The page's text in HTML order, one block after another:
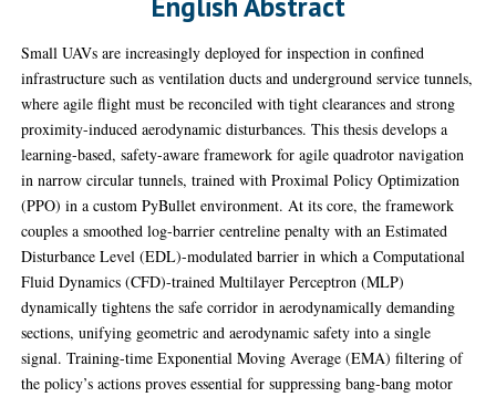
Small UAVs are increasingly deployed for inspection in confined
infrastructure such as ventilation ducts and underground service tunnels,
where agile flight must be reconciled with tight clearances and strong
proximity-induced aerodynamic disturbances. This thesis develops a
learning-based, safety-aware framework for agile quadrotor navigation
in narrow circular tunnels, trained with Proximal Policy Optimization
(PPO) in a custom PyBullet environment. At its core, the framework
couples a smoothed log-barrier centreline penalty with an Estimated
Disturbance Level (EDL)-modulated barrier in which a Computational
Fluid Dynamics (CFD)-trained Multilayer Perceptron (MLP)
dynamically tightens the safe corridor in aerodynamically demanding
sections, unifying geometric and aerodynamic safety into a single
signal. Training-time Exponential Moving Average (EMA) filtering of
the policy’s actions proves essential for suppressing bang-bang motor